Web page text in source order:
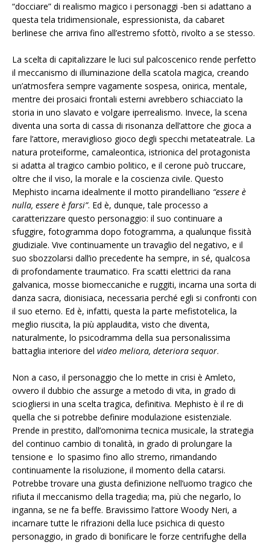
“docciare” di realismo magico i personaggi -ben si adattano a
questa tela tridimensionale, espressionista, da cabaret
berlinese che arriva fino all’estremo sfottò, rivolto a se stesso.
La scelta di capitalizzare le luci sul palcoscenico rende perfetto
il meccanismo di illuminazione della scatola magica, creando
un’atmosfera sempre vagamente sospesa, onirica, mentale,
mentre dei prosaici frontali esterni avrebbero schiacciato la
storia in uno slavato e volgare iperrealismo. Invece, la scena
diventa una sorta di cassa di risonanza dell’attore che gioca a
fare l’attore, meraviglioso gioco degli specchi metateatrale. La
natura proteiforme, camaleontica, istrionica del protagonista
si adatta al tragico cambio politico, e il cerone può truccare,
oltre che il viso, la morale e la coscienza civile. Questo
Mephisto incarna idealmente il motto pirandelliano “essere è
nulla, essere è farsi”. Ed è, dunque, tale processo a
caratterizzare questo personaggio: il suo continuare a
sfuggire, fotogramma dopo fotogramma, a qualunque fissità
giudiziale. Vive continuamente un travaglio del negativo, e il
suo sbozzolarsi dall’io precedente ha sempre, in sé, qualcosa
di profondamente traumatico. Fra scatti elettrici da rana
galvanica, mosse biomeccaniche e ruggiti, incarna una sorta di
danza sacra, dionisiaca, necessaria perché egli si confronti con
il suo eterno. Ed è, infatti, questa la parte mefistotelica, la
meglio riuscita, la più applaudita, visto che diventa,
naturalmente, lo psicodramma della sua personalissima
battaglia interiore del video meliora, deteriora sequor.
Non a caso, il personaggio che lo mette in crisi è Amleto,
ovvero il dubbio che assurge a metodo di vita, in grado di
sciogliersi in una scelta tragica, definitiva. Mephisto è il re di
quella che si potrebbe definire modulazione esistenziale.
Prende in prestito, dall’omonima tecnica musicale, la strategia
del continuo cambio di tonalità, in grado di prolungare la
tensione e lo spasimo fino allo stremo, rimandando
continuamente la risoluzione, il momento della catarsi.
Potrebbe trovare una giusta definizione nell’uomo tragico che
rifiuta il meccanismo della tragedia; ma, più che negarlo, lo
inganna, se ne fa beffe. Bravissimo l’attore Woody Neri, a
incarnare tutte le rifrazioni della luce psichica di questo
personaggio, in grado di bonificare le forze centrifughe della